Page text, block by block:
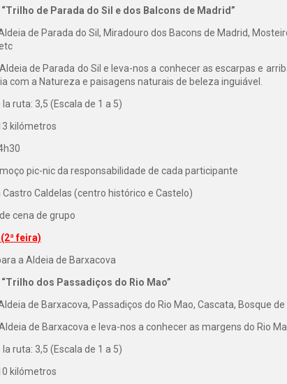
“Trilho de Parada do Sil e dos Balcons de Madrid”
de Parada do Sil, Miradouro dos Bacons de Madrid,
de Parada do Sil e leva-nos a conhecer as escarpas e
com a Natureza e paisagens naturais de beleza inguiável.
ruta: 3,5 (Escala de 1 a 5)
kilómetros
pic-nic da responsabilidade de cada participante
Castro Caldelas (centro histórico e Castelo)
cena de grupo
feira)
a Aldeia de Barxacova
“Trilho dos Passadiços do Rio Mao”
de Barxacova, Passadiços do Rio Mao, Cascata, Bosque
de Barxacova e leva-nos a conhecer as margens do Rio
ruta: 3,5 (Escala de 1 a 5)
kilómetros